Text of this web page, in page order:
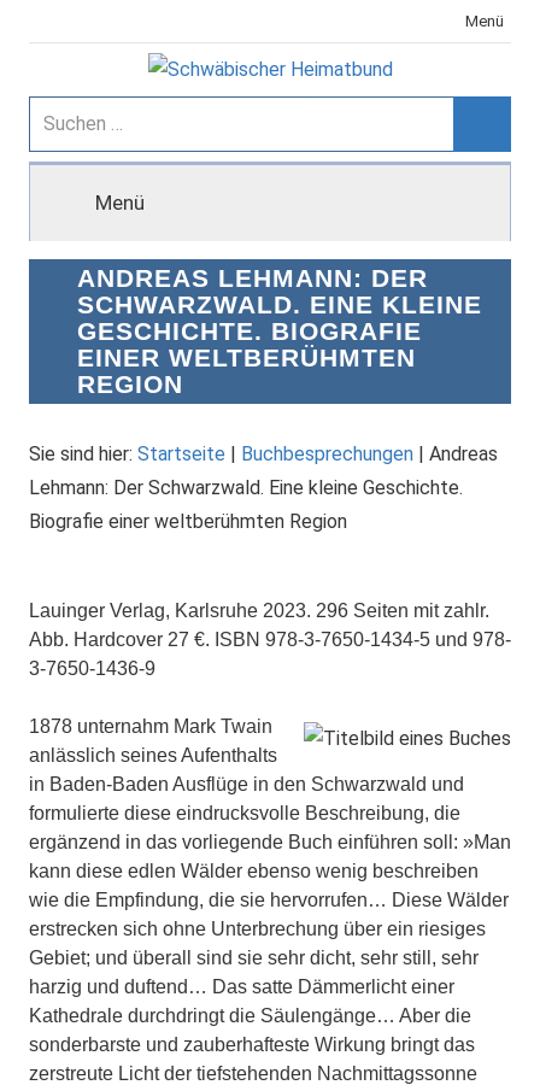
Inhalt
Menü
Schwäbischer
Heimatbund
Suchen
nach:
Menü
ANDREAS LEHMANN: DER
SCHWARZWALD. EINE KLEINE
GESCHICHTE. BIOGRAFIE
EINER WELTBERÜHMTEN
REGION
Sie sind hier: Startseite | Buchbesprechungen | Andreas
Lehmann: Der Schwarzwald. Eine kleine Geschichte.
Biografie einer weltberühmten Region
Lauinger Verlag, Karlsruhe 2023. 296 Seiten mit zahlr.
Abb. Hardcover 27 €. ISBN 978-3-7650-1434-5 und 978-
3-7650-1436-9
1878 unternahm Mark Twain
anlässlich seines Aufenthalts
in Baden-Baden Ausflüge in den Schwarzwald und
formulierte diese eindrucksvolle Beschreibung, die
ergänzend in das vorliegende Buch einführen soll: »Man
kann diese edlen Wälder ebenso wenig beschreiben
wie die Empfindung, die sie hervorrufen… Diese Wälder
erstrecken sich ohne Unterbrechung über ein riesiges
Gebiet; und überall sind sie sehr dicht, sehr still, sehr
harzig und duftend… Das satte Dämmerlicht einer
Kathedrale durchdringt die Säulengänge… Aber die
sonderbarste und zauberhafteste Wirkung bringt das
zerstreute Licht der tiefstehenden Nachmittagssonne